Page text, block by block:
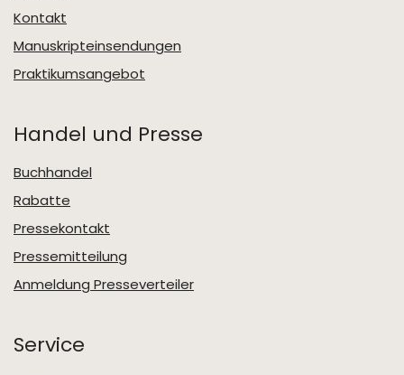
Kontakt
Manuskripteinsendungen
Praktikumsangebot
Handel und Presse
Buchhandel
Rabatte
Pressekontakt
Pressemitteilung
Anmeldung Presseverteiler
Service